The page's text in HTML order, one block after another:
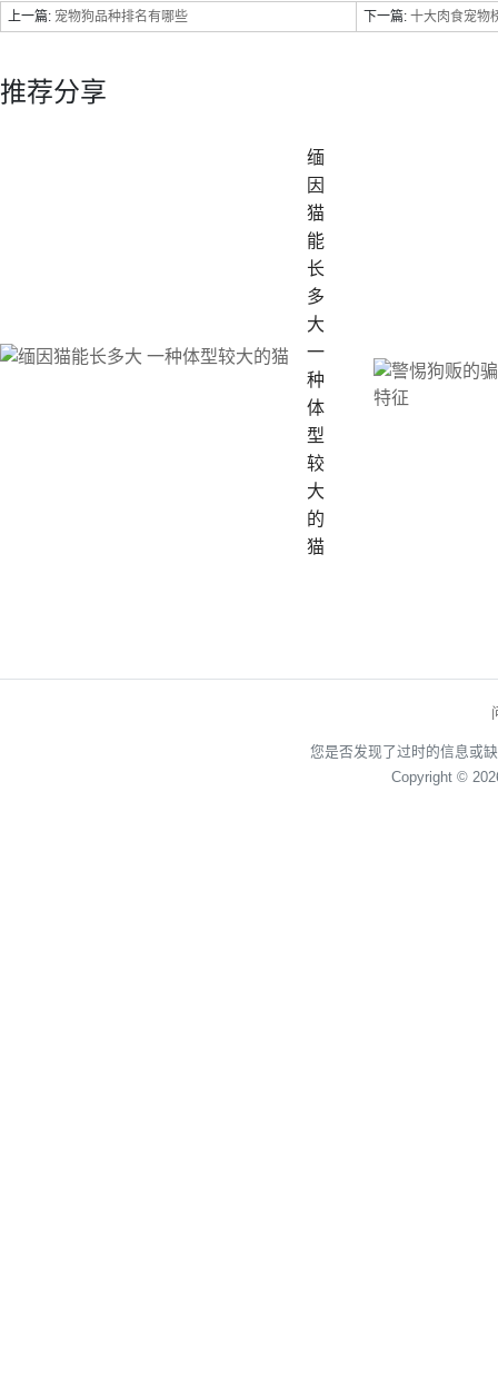
上一篇: 宠物狗品种排名有哪些 下一篇: 十大肉食宠物
推荐分享
缅
因
猫
能
长
多
大
一
种
体
型
较
大
的
猫
您是否发现了过时的信息或
Copyright ©